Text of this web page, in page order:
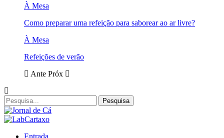
À Mesa
Como preparar uma refeição para saborear ao ar livre?
À Mesa
Refeições de verão
Ante Próx
Entrada